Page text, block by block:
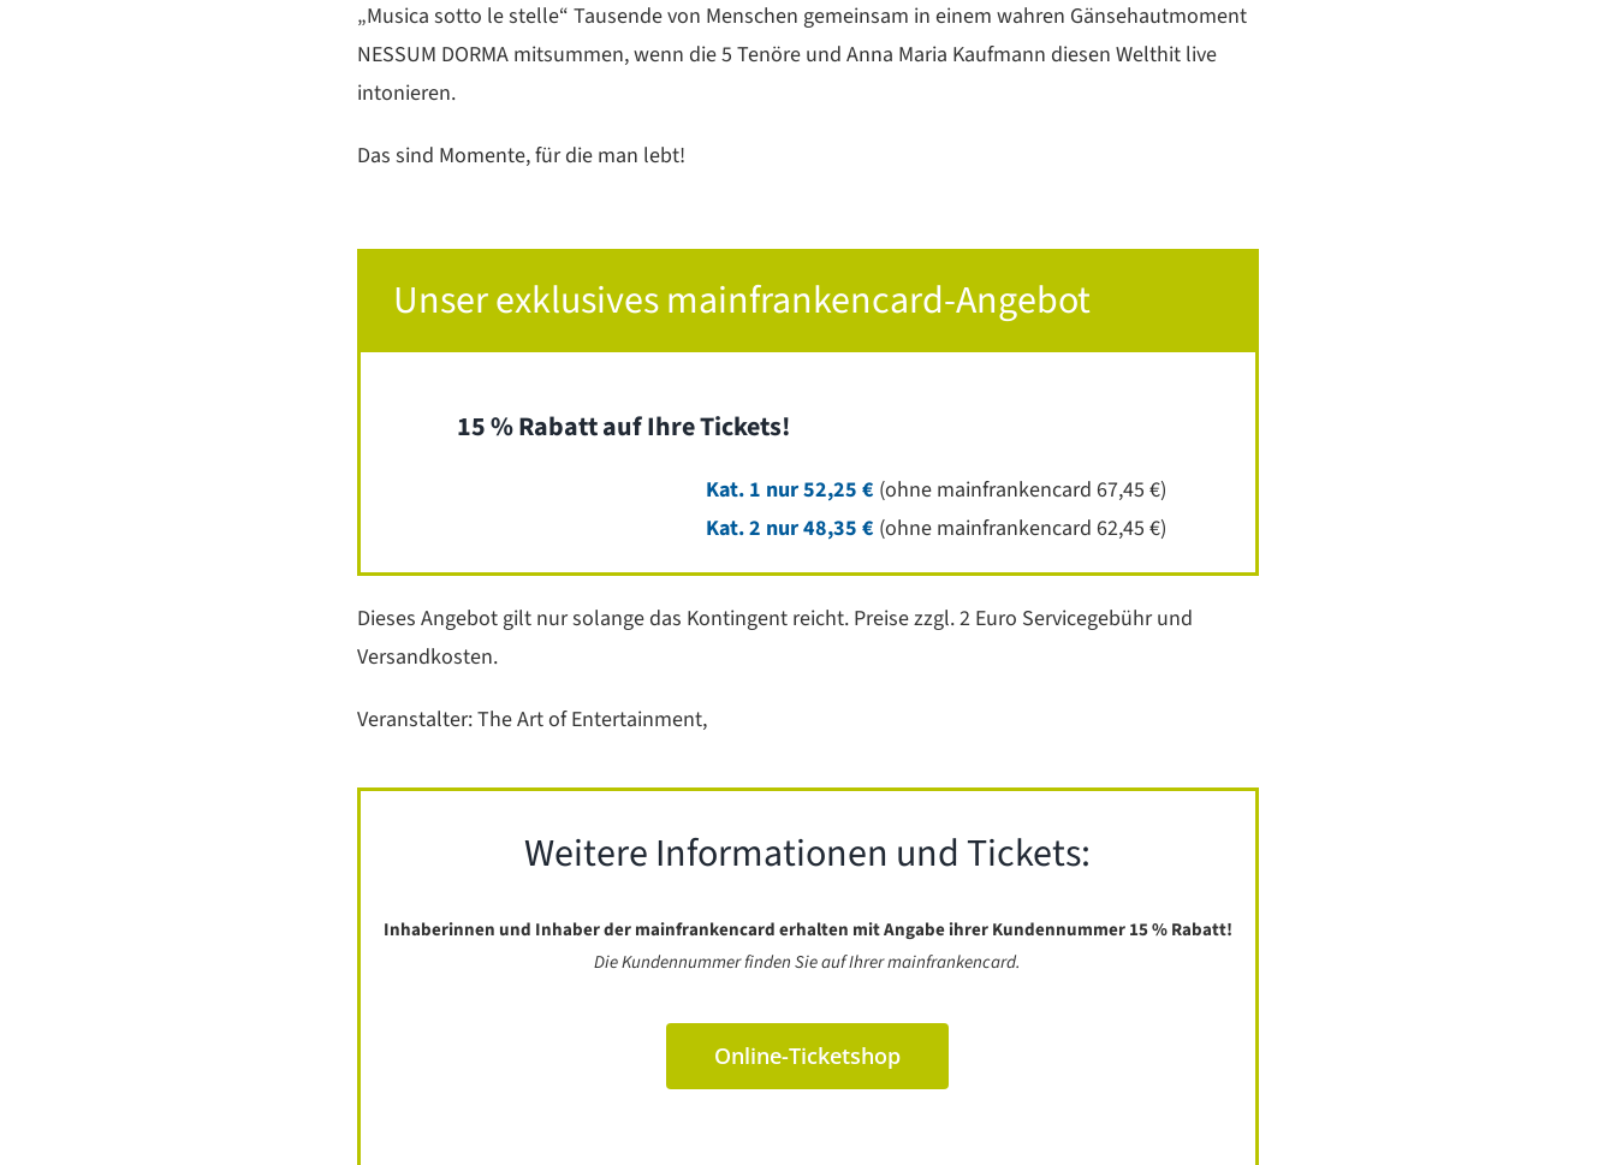
„Musica sotto le stelle“ Tausende von Menschen gemeinsam in einem wahren Gänsehautmoment
NESSUM DORMA mitsummen, wenn die 5 Tenöre und Anna Maria Kaufmann diesen Welthit live
intonieren.
Das sind Momente, für die man lebt!
Unser exklusives mainfrankencard-Angebot
15 % Rabatt auf Ihre Tickets!
Kat. 1 nur 52,25 € (ohne mainfrankencard 67,45 €)
Kat. 2 nur 48,35 € (ohne mainfrankencard 62,45 €)
Dieses Angebot gilt nur solange das Kontingent reicht. Preise zzgl. 2 Euro Servicegebühr und
Versandkosten.
Veranstalter: The Art of Entertainment,
Weitere Informationen und Tickets:
Inhaberinnen und Inhaber der mainfrankencard erhalten mit Angabe ihrer Kundennummer 15 % Rabatt!
Die Kundennummer finden Sie auf Ihrer mainfrankencard.
Online-Ticketshop